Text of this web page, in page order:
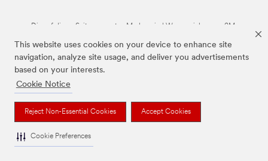
This website uses cookies on your device to enhance site
navigation, analyze site usage, and deliver you advertisements
based on your interests.
Cookie Notice
Reject Non-Essential Cookies Accept Cookies
Cookie Preferences
Die auf dieser Seite genannten Marken sind Warenzeichen von 3M.